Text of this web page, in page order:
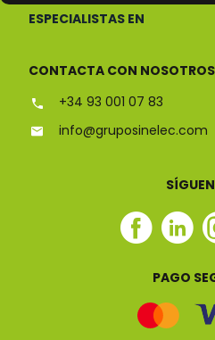
ESPECIALISTAS EN
CONTACTA CON NOSOTROS
+34 93 001 07 83
info@gruposinelec.com
PAGO